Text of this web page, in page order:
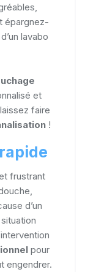
épargnez-
lavabo
et
faire
!
frustrant
d’un
pour
engendrer.